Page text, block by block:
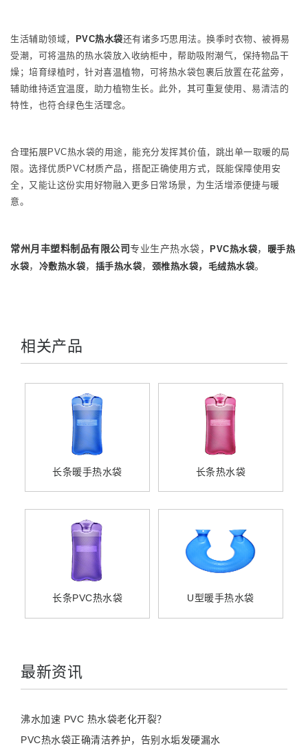
生活辅助领域， PVC热水袋还有诸多巧思用法。换季时衣物、被褥易
受潮，可将温热的热水袋放入收纳柜中，帮助吸附潮气，保持物品干
燥；培育绿植时，针对喜温植物，可将热水袋包裹后放置在花盆旁，
辅助维持适宜温度，助力植物生长。此外，其可重复使用、易清洁的
特性，也符合绿色生活理念。
合理拓展PVC热水袋的用途，能充分发挥其价值，跳出单一取暖的局
限。选择优质PVC材质产品，搭配正确使用方式，既能保障使用安
全，又能让这份实用好物融入更多日常场景，为生活增添便捷与暖
意。
常州月丰塑料制品有限公司专业生产热水袋， PVC热水袋，
暖手热
水袋， 冷敷热水袋， 插手热水袋， 颈椎热水袋， 毛绒热水袋。
相关产品
长条暖手热水袋 长条热水袋
长条PVC热水袋 U型暖手热水袋
最新资讯
沸水加速 PVC 热水袋老化开裂？
PVC热水袋正确清洁养护，告别水垢发硬漏水